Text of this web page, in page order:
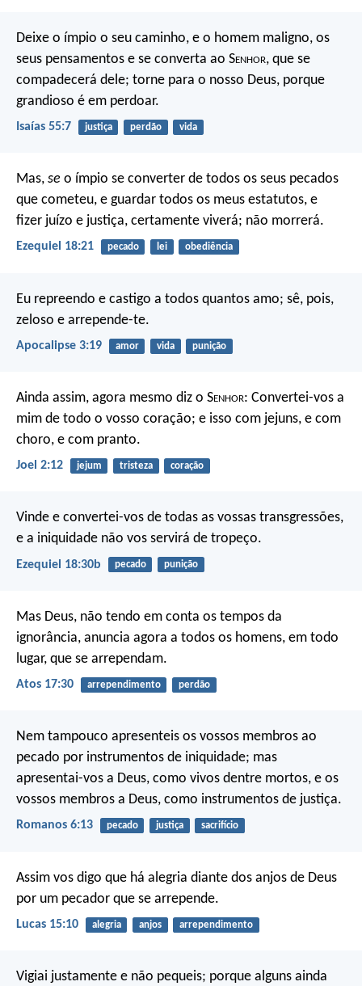
Deixe o ímpio o seu caminho, e o homem maligno, os
seus pensamentos e se converta ao Senhor, que se
compadecerá dele; torne para o nosso Deus, porque
grandioso é em perdoar.
Isaías 55:7 justiça perdão vida
Mas, se o ímpio se converter de todos os seus pecados
que cometeu, e guardar todos os meus estatutos, e
fizer juízo e justiça, certamente viverá; não morrerá.
Ezequiel 18:21 pecado lei obediência
Eu repreendo e castigo a todos quantos amo; sê, pois,
zeloso e arrepende-te.
Apocalipse 3:19 amor vida punição
Ainda assim, agora mesmo diz o Senhor: Convertei-vos a
mim de todo o vosso coração; e isso com jejuns, e com
choro, e com pranto.
Joel 2:12 jejum tristeza coração
Vinde e convertei-vos de todas as vossas transgressões,
e a iniquidade não vos servirá de tropeço.
Ezequiel 18:30b pecado punição
Mas Deus, não tendo em conta os tempos da
ignorância, anuncia agora a todos os homens, em todo
lugar, que se arrependam.
Atos 17:30 arrependimento perdão
Nem tampouco apresenteis os vossos membros ao
pecado por instrumentos de iniquidade; mas
apresentai-vos a Deus, como vivos dentre mortos, e os
vossos membros a Deus, como instrumentos de justiça.
Romanos 6:13 pecado justiça sacrifício
Assim vos digo que há alegria diante dos anjos de Deus
por um pecador que se arrepende.
Lucas 15:10 alegria anjos arrependimento
Vigiai justamente e não pequeis; porque alguns ainda